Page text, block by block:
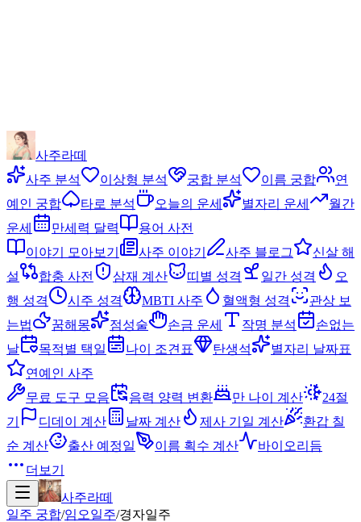
사주라떼
사주 분석
이상형 분석 궁합 분석 이름 궁합
연
예인 궁합
타로 분석 오늘의 운세 별자리 운세
월간
운세
만세력 달력
용어 사전
이야기 모아보기
사주 이야기 사주 블로그
신살 해
설
합충 사전 삼재 계산 띠별 성격 일간 성격
오
행 성격
시주 성격 MBTI 사주 혈액형 성격
관상 보
는법
꿈해몽 점성술 손금 운세 작명 분석
손없는
날
목적별 택일 나이 조견표 탄생석
별자리 날짜표
연예인 사주
무료 도구 모음
음력 양력 변환 만 나이 계산
24절
기
디데이 계산 날짜 계산 제사 기일 계산
환갑 칠
순 계산
출산 예정일 이름 획수 계산
바이오리듬
더보기
사주라떼
일주 궁합/임오일주/경자일주